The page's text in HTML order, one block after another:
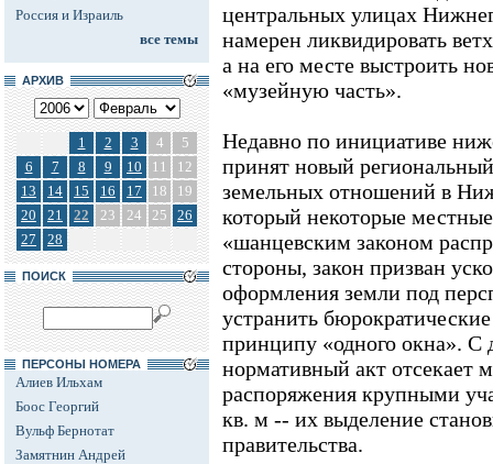
Россия и Израиль
все темы
АРХИВ
1 2 3 4
5
6
7 8 9 10 11
12
13
14 15 16 17 18
19
20
21 22 23 24 25
26
27
28
ПОИСК
ПЕРСОНЫ НОМЕРА
Алиев Ильхам
Боос Георгий
Вульф Бернотат
Замятнин Андрей
центральных улицах
намерен ликвидировать
а на его месте выстроить
«музейную часть».
Недавно по инициативе
принят новый
земельных отношений в
который некоторые
«шанцевским законом
стороны, закон призван
оформления земли под
устранить
принципу «одного окна». С
нормативный акт отсекает
распоряжения крупными
кв. м -- их выделение
правительства.